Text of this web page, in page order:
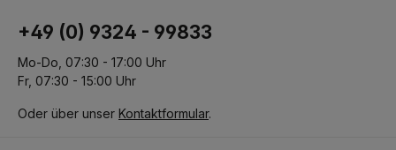
+49 (0) 9324 - 99833
Mo-Do, 07:30 - 17:00 Uhr
Fr, 07:30 - 15:00 Uhr
Oder über unser Kontaktformular.